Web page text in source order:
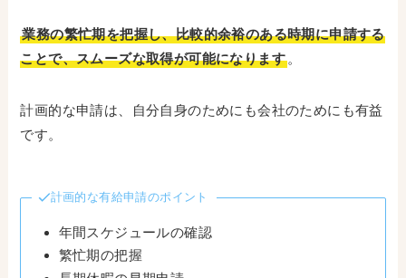
業務の繁忙期を把握し、比較的余裕のある時期に申請する
ことで、スムーズな取得が可能になります 。
計画的な申請は、自分自身のためにも会社のためにも有益
です。
計画的な有給申請のポイント
年間スケジュールの確認
繁忙期の把握